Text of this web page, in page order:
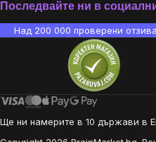
Последвайте ни в
Над 200 000 проверени отзива
Ще ни намерите в 10 държави в